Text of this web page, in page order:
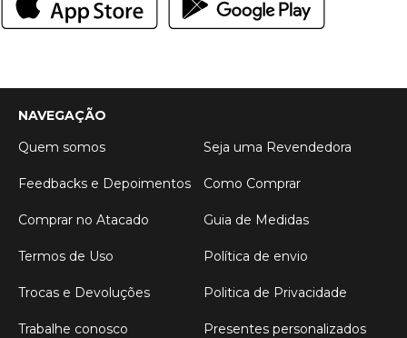
NAVEGAÇÃO
Quem somos
Seja uma Revendedora
Feedbacks e Depoimentos Como Comprar
Comprar no Atacado Guia de Medidas
Termos de Uso Política de envio
Trocas e Devoluções Politica de Privacidade
Trabalhe conosco Presentes personalizados